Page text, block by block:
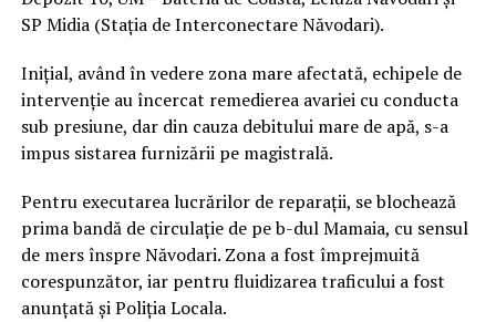
SP Midia (Stația de Interconectare Năvodari).
Inițial, având în vedere zona mare afectată, echipele de
intervenție au încercat remedierea avariei cu conducta
sub presiune, dar din cauza debitului mare de apă, s-a
impus sistarea furnizării pe magistrală.
Pentru executarea lucrărilor de reparații, se blochează
prima bandă de circulație de pe b-dul Mamaia, cu sensul
de mers înspre Năvodari. Zona a fost împrejmuită
corespunzător, iar pentru fluidizarea traficului a fost
anunțată și Poliția Locala.